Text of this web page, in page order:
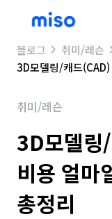
블로그
취미/레슨
3D모델링/캐드(CAD)
취미/레슨
3D모델링
비용 얼마
총정리